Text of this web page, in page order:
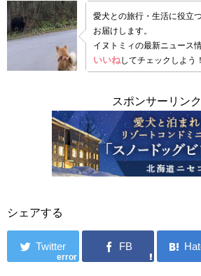
愛犬との旅行・生活に役立
お届けします。
イヌトミィの最新ニュース情
いいねしてチェックしよう！
スポンサーリンク
シェアする
error